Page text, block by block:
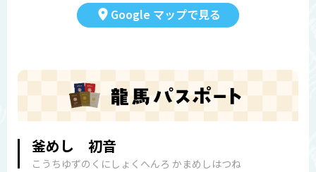
Google マップで見る
釜めし 初音
こうちゆずのくにしょくへんろ かまめしはつね